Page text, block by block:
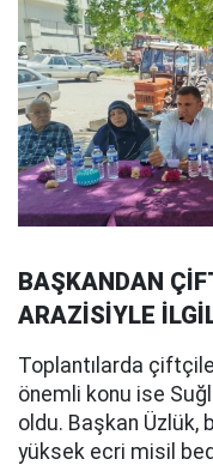
BAŞKANDAN
ARAZİSİYLE
Toplantılarda
önemli konu ise
oldu. Başkan
yüksek ecri misil